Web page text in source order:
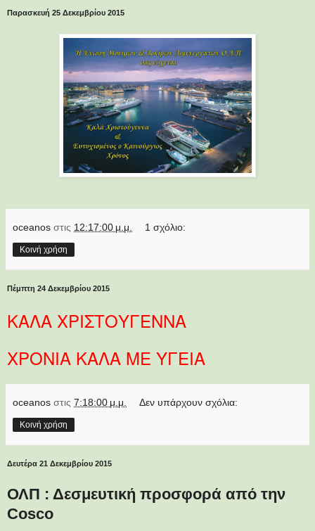
Παρασκευή 25 Δεκεμβρίου 2015
oceanos στις 12:17:00 μ.μ. 1 σχόλιο:
Κοινή χρήση
Πέμπτη 24 Δεκεμβρίου 2015
ΚΑΛΑ ΧΡΙΣΤΟΥΓΕΝΝΑ
ΧΡΟΝΙΑ ΚΑΛΑ ΜΕ ΥΓΕΙΑ
oceanos στις 7:18:00 μ.μ. Δεν υπάρχουν σχόλια:
Κοινή χρήση
Δευτέρα 21 Δεκεμβρίου 2015
ΟΛΠ : Δεσμευτική προσφορά από την
Cosco